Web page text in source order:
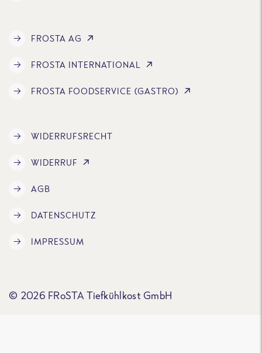
FROSTA AG
FROSTA INTERNATIONAL
FROSTA FOODSERVICE (GASTRO)
WIDERRUFSRECHT
WIDERRUF
AGB
DATENSCHUTZ
IMPRESSUM
© 2026 FRoSTA Tiefkühlkost GmbH